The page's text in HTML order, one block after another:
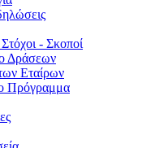
- Σκοποί
Δράσεων
Εταίρων
Πρόγραμμα